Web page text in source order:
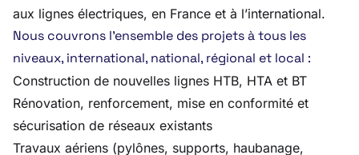
aux lignes électriques, en France et à l’international.
Nous couvrons l’ensemble des projets à tous les
niveaux, international, national, régional et local :
Construction de nouvelles lignes HTB, HTA et BT
Rénovation, renforcement, mise en conformité et
sécurisation de réseaux existants
Travaux aériens (pylônes, supports, haubanage,